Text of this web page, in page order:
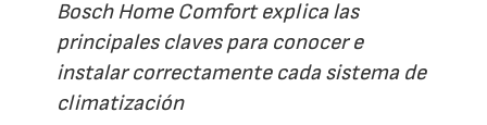
Bosch Home Comfort explica las
principales claves para conocer e
instalar correctamente cada sistema de
climatización